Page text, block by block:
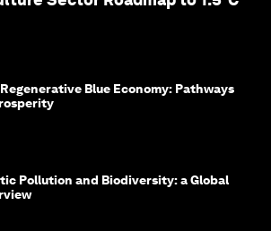
Blue Economy: Pathways
Pollution and Biodiversity: a Global